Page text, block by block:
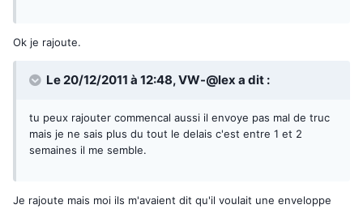
Ok je rajoute.
Le 20/12/2011 à 12:48, VW-@lex a dit :
tu peux rajouter commencal aussi il envoye pas mal de truc
mais je ne sais plus du tout le delais c'est entre 1 et 2
semaines il me semble.
Je rajoute mais moi ils m'avaient dit qu'il voulait une enveloppe